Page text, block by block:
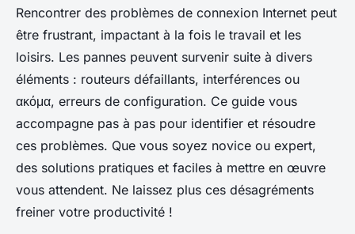
Comment résoudre des
problèmes de connexion
Internet ?
Lucas• 9 octobre 2024•7 min de lecture
Rencontrer des problèmes de connexion Internet peut
être frustrant, impactant à la fois le travail et les
loisirs. Les pannes peuvent survenir suite à divers
éléments : routeurs défaillants, interférences ou
ακόμα, erreurs de configuration. Ce guide vous
accompagne pas à pas pour identifier et résoudre
ces problèmes. Que vous soyez novice ou expert,
des solutions pratiques et faciles à mettre en œuvre
vous attendent. Ne laissez plus ces désagréments
freiner votre productivité !